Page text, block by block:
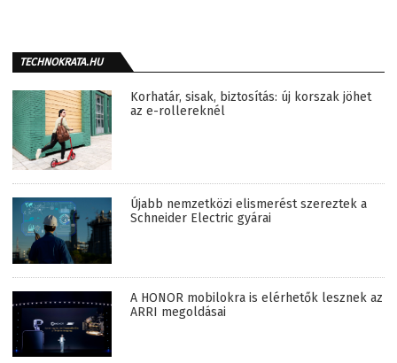
TECHNOKRATA.HU
Korhatár, sisak, biztosítás: új korszak jöhet
az e-rollereknél
Újabb nemzetközi elismerést szereztek a
Schneider Electric gyárai
A HONOR mobilokra is elérhetők lesznek az
ARRI megoldásai